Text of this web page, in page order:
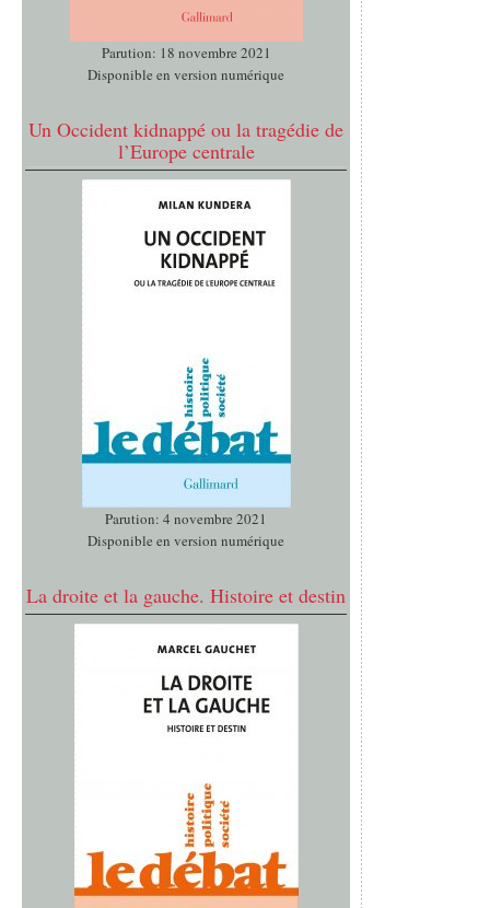
Parution: 18 novembre 2021
Disponible en version numérique
Un Occident kidnappé ou la tragédie de
l’Europe centrale
Parution: 4 novembre 2021
Disponible en version numérique
La droite et la gauche. Histoire et destin